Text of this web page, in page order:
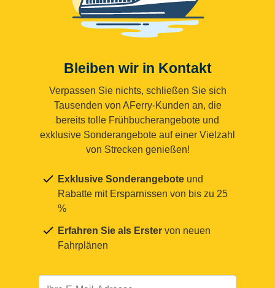
Bleiben wir in Kontakt
Verpassen Sie nichts, schließen Sie sich
Tausenden von AFerry-Kunden an, die
bereits tolle Frühbucherangebote und
exklusive Sonderangebote auf einer Vielzahl
von Strecken genießen!
Exklusive Sonderangebote und
Rabatte mit Ersparnissen von bis zu 25
%
Erfahren Sie als Erster von neuen
Fahrplänen